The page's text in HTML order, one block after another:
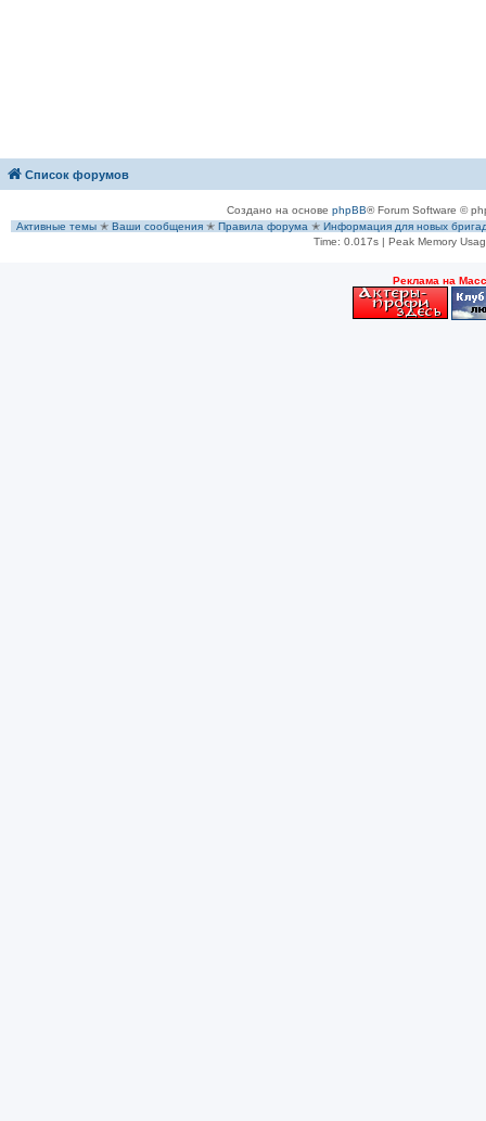
Список форумов
Создано на основе phpBB® Forum Software ©
Активные темы ✭ Ваши сообщения ✭ Правила форума ✭ Информация для новых
Time: 0.017s| Peak Memory
Рeклама на